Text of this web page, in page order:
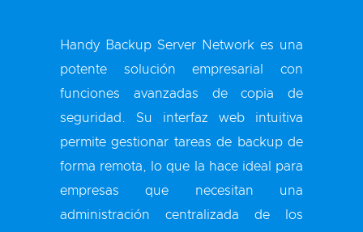
Handy Backup Server Network es una
potente solución empresarial con
funciones avanzadas de copia de
seguridad. Su interfaz web intuitiva
permite gestionar tareas de backup de
forma remota, lo que la hace ideal para
empresas que necesitan una
administración centralizada de los